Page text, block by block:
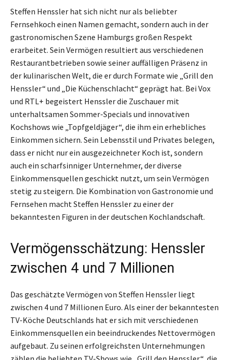
Steffen Henssler hat sich nicht nur als beliebter
Fernsehkoch einen Namen gemacht, sondern auch in der
gastronomischen Szene Hamburgs großen Respekt
erarbeitet. Sein Vermögen resultiert aus verschiedenen
Restaurantbetrieben sowie seiner auffälligen Präsenz in
der kulinarischen Welt, die er durch Formate wie „Grill den
Henssler“ und „Die Küchenschlacht“ geprägt hat. Bei Vox
und RTL+ begeistert Henssler die Zuschauer mit
unterhaltsamen Sommer-Specials und innovativen
Kochshows wie „Topfgeldjäger“, die ihm ein erhebliches
Einkommen sichern. Sein Lebensstil und Privates belegen,
dass er nicht nur ein ausgezeichneter Koch ist, sondern
auch ein scharfsinniger Unternehmer, der diverse
Einkommensquellen geschickt nutzt, um sein Vermögen
stetig zu steigern. Die Kombination von Gastronomie und
Fernsehen macht Steffen Henssler zu einer der
bekanntesten Figuren in der deutschen Kochlandschaft.
Vermögensschätzung: Henssler
zwischen 4 und 7 Millionen
Das geschätzte Vermögen von Steffen Henssler liegt
zwischen 4 und 7 Millionen Euro. Als einer der bekanntesten
TV-Köche Deutschlands hat er sich mit verschiedenen
Einkommensquellen ein beeindruckendes Nettovermögen
aufgebaut. Zu seinen erfolgreichsten Unternehmungen